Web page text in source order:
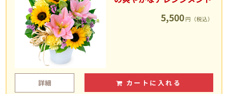
5,500 円（税込）
詳細 カートに入れる